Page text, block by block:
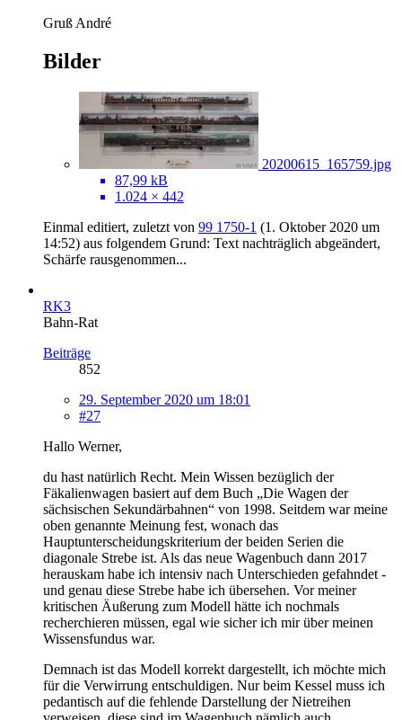
Gruß André
Bilder
20200615_165759.jpg
87,99 kB
1.024 × 442
Einmal editiert, zuletzt von 99 1750-1 (1. Oktober 2020 um
14:52) aus folgendem Grund: Text nachträglich abgeändert,
Schärfe rausgenommen...
RK3
Bahn-Rat
Beiträge
852
29. September 2020 um 18:01
#27
Hallo Werner,
du hast natürlich Recht. Mein Wissen bezüglich der
Fäkalienwagen basiert auf dem Buch „Die Wagen der
sächsischen Sekundärbahnen“ von 1998. Seitdem war meine
oben genannte Meinung fest, wonach das
Hauptunterscheidungskriterium der beiden Serien die
diagonale Strebe ist. Als das neue Wagenbuch dann 2017
herauskam habe ich intensiv nach Unterschieden gefahndet -
und genau diese Strebe habe ich übersehen. Vor meiner
kritischen Äußerung zum Modell hätte ich nochmals
recherchieren müssen, egal wie sicher ich mir über meinen
Wissensfundus war.
Demnach ist das Modell korrekt dargestellt, ich möchte mich
für die Verwirrung entschuldigen. Nur beim Kessel muss ich
pedantisch auf die fehlende Darstellung der Nietreihen